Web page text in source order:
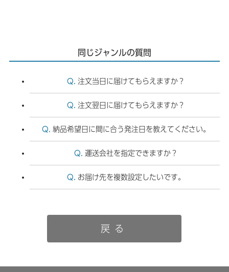
同じジャンルの質問
注文当日に届けてもらえますか？
注文翌日に届けてもらえますか？
納品希望日に間に合う発注日を教えてください。
運送会社を指定できますか？
お届け先を複数設定したいです。
戻る